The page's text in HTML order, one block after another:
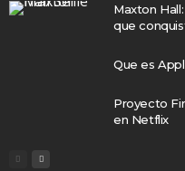
Maxton
que
Que es
Proyecto
en Netflix